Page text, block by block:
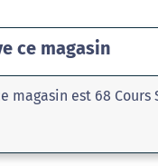
ce magasin
magasin est 68 Cours